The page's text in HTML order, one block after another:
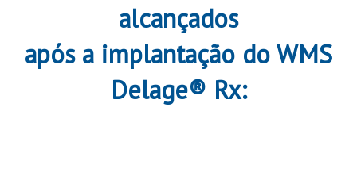
alcançados
após a implantação do WMS
Delage® Rx: